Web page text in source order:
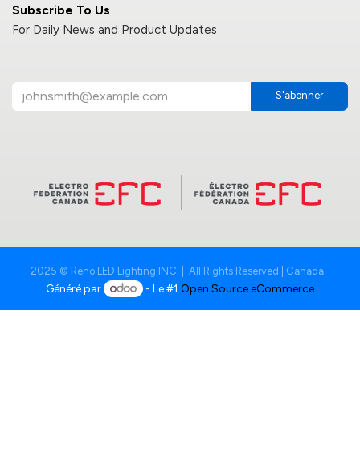
Subscribe To Us
For Daily News and Product Updates
S'abonner
2025 © Reno LED Lighting INC. | All Rights Reserved | Canada
Généré par - Le #1 Open Source eCommerce